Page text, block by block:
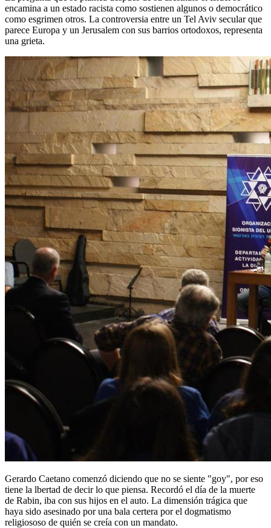
encamina a un estado racista como sostienen algunos o democrático
como esgrimen otros. La controversia entre un Tel Aviv secular que
parece Europa y un Jerusalem con sus barrios ortodoxos, representa
una grieta.
Gerardo Caetano comenzó diciendo que no se siente "goy", por eso
tiene la lbertad de decir lo que piensa. Recordó el día de la muerte
de Rabin, iba con sus hijos en el auto. La dimensión trágica que
haya sido asesinado por una bala certera por el dogmatismo
religiososo de quién se creía con un mandato.